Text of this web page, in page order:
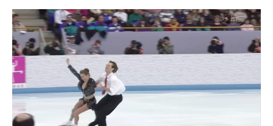
O poveste in care sexul se
confunda cu dragostea,